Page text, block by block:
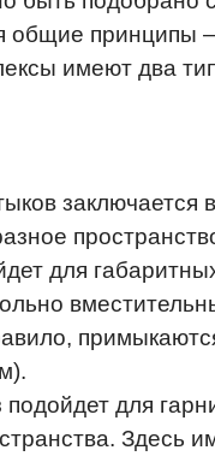
общие принципы
имеют два
заключается
для
подойдет для
Здесь